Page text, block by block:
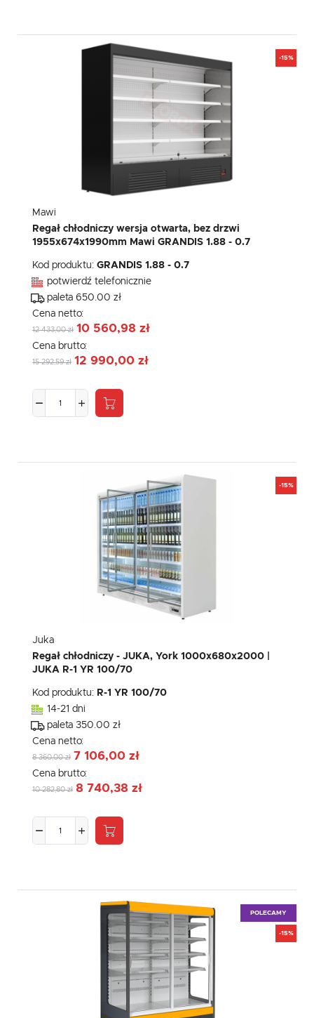
-15%
Mawi
Regał chłodniczy wersja otwarta, bez drzwi
1955x674x1990mm Mawi GRANDIS 1.88 - 0.7
Kod produktu: GRANDIS 1.88 - 0.7
potwierdź telefonicznie
paleta 650.00 zł
Cena netto:
12 433,00 zł 10 560,98 zł
Cena brutto:
15 292,59 zł 12 990,00 zł
-15%
Juka
Regał chłodniczy - JUKA, York 1000x680x2000 |
JUKA R-1 YR 100/70
Kod produktu: R-1 YR 100/70
14-21 dni
paleta 350.00 zł
Cena netto:
8 360,00 zł 7 106,00 zł
Cena brutto:
10 282,80 zł 8 740,38 zł
POLECAMY
-15%